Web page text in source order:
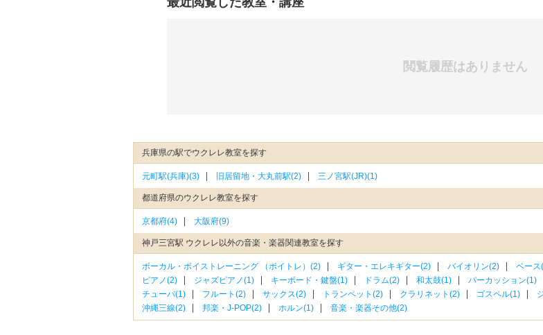
閲覧履歴はありません
兵庫県の駅でウクレレ教室を探す
元町駅(兵庫)(3) 旧居留地・大丸前駅(2) 三ノ宮駅(JR)(1)
都道府県のウクレレ教室を探す
京都府(4) 大阪府(9)
神戸三宮駅 ウクレレ以外の音楽・楽器関連教室を探す
ボーカル・ボイストレーニング （ボイトレ）(2) ギター・エレキギター(2) バイオリン(2) ベース
ピアノ(2)
ジャズピアノ(1) キーボード・鍵盤(1) ドラム(2) 和太鼓(1) パーカッション(1)
チューバ(1)
フルート(2) サックス(2) トランペット(2) クラリネット(2) ゴスペル(1)
沖縄三線(2)
邦楽・J-POP(2) ホルン(1) 音楽・楽器その他(2)